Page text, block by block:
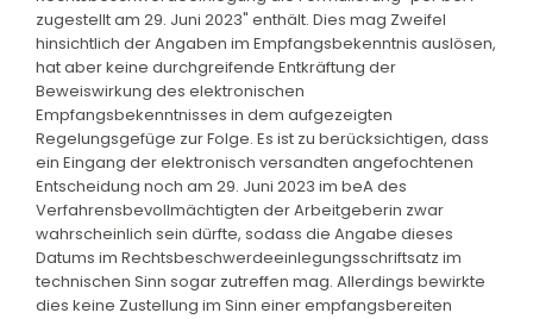
zugestellt am 29. Juni 2023" enthält. Dies mag Zweifel
hinsichtlich der Angaben im Empfangsbekenntnis auslösen,
hat aber keine durchgreifende Entkräftung der
Beweiswirkung des elektronischen
Empfangsbekenntnisses in dem aufgezeigten
Regelungsgefüge zur Folge. Es ist zu berücksichtigen, dass
ein Eingang der elektronisch versandten angefochtenen
Entscheidung noch am 29. Juni 2023 im beA des
Verfahrensbevollmächtigten der Arbeitgeberin zwar
wahrscheinlich sein dürfte, sodass die Angabe dieses
Datums im Rechtsbeschwerdeeinlegungsschriftsatz im
technischen Sinn sogar zutreffen mag. Allerdings bewirkte
dies keine Zustellung im Sinn einer empfangsbereiten